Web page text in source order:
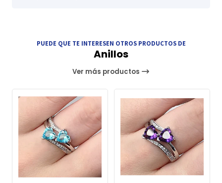
PUEDE QUE TE INTERESEN OTROS PRODUCTOS DE
Anillos
Ver más productos